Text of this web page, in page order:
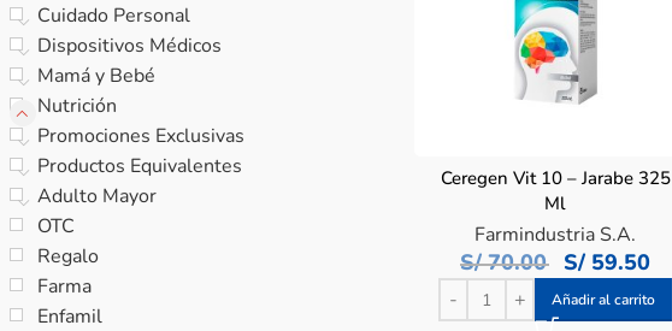
Cuidado Personal
Dispositivos Médicos
Mamá y Bebé
Nutrición
Promociones Exclusivas
Productos Equivalentes
Adulto Mayor
OTC
Regalo
Farma
Enfamil
Ceregen Vit 10 – Jarabe 325
Ml
Farmindustria S.A.
S/70.00 S/ 59.50
Añadir al carrito